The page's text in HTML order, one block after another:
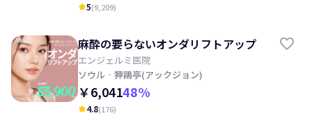
kid_star5(9,209)
麻酔の要らないオンダリフトアップ
エンジェルミ医院
ソウル · 狎鷗亭(アックジョン)
￥6,04148%
kid_star4.8(176)